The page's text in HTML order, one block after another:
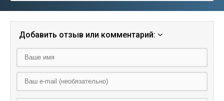
Добавить отзыв или комментарий: